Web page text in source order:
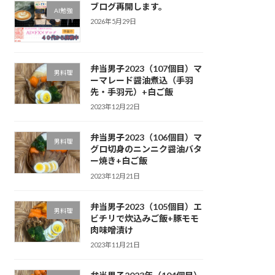
AI勉強 ブログ再開します。
2026年5月29日
男料理
弁当男子2023（107個目）マ
ーマレード醤油煮込（手羽
先・手羽元）+白ご飯
2023年12月22日
男料理
弁当男子2023（106個目）マ
グロ切身のニンニク醤油バタ
ー焼き+白ご飯
2023年12月21日
男料理
弁当男子2023（105個目）エ
ビチリで炊込みご飯+豚モモ
肉味噌漬け
2023年11月21日